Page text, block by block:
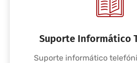
Suporte Informático
Suporte informático